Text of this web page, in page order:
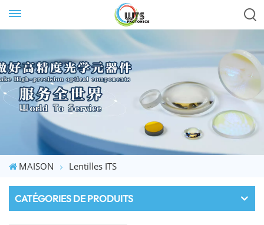
MAISON Lentilles ITS
CATÉGORIES DE PRODUITS